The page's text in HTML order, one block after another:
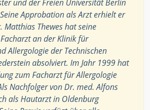
und der Freien Universität Berlin
Approbation als Arzt erhielt er
Matthias Thewes hat seine
an der Klinik für
Allergologie der Technischen
absolviert. Im Jahr 1999 hat
zum Facharzt für Allergologie
Nachfolger von Dr. med. Alfons
als Hautarzt in Oldenburg